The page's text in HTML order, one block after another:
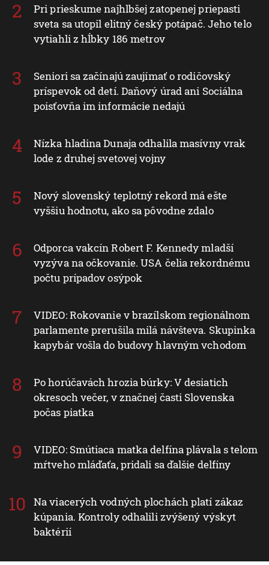
Pri prieskume najhlbšej zatopenej priepasti
sveta sa utopil elitný český potápač. Jeho telo
vytiahli z hĺbky 186 metrov
Seniori sa začínajú zaujímať o rodičovský
príspevok od detí. Daňový úrad ani Sociálna
poisťovňa im informácie nedajú
Nízka hladina Dunaja odhalila masívny vrak
lode z druhej svetovej vojny
Nový slovenský teplotný rekord má ešte
vyššiu hodnotu, ako sa pôvodne zdalo
Odporca vakcín Robert F. Kennedy mladší
vyzýva na očkovanie. USA čelia rekordnému
počtu prípadov osýpok
VIDEO: Rokovanie v brazílskom regionálnom
parlamente prerušila milá návšteva. Skupinka
kapybár vošla do budovy hlavným vchodom
Po horúčavách hrozia búrky: V desiatich
okresoch večer, v značnej časti Slovenska
počas piatka
VIDEO: Smútiaca matka delfína plávala s telom
mŕtveho mláďaťa, pridali sa ďalšie delfíny
Na viacerých vodných plochách platí zákaz
kúpania. Kontroly odhalili zvýšený výskyt
baktérií